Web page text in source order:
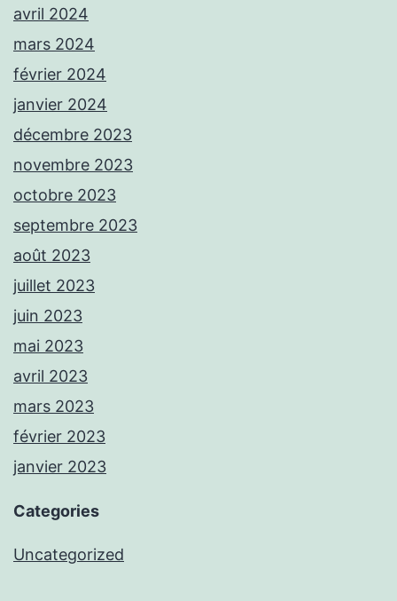
avril 2024
mars 2024
février 2024
janvier 2024
décembre 2023
novembre 2023
octobre 2023
septembre 2023
août 2023
juillet 2023
juin 2023
mai 2023
avril 2023
mars 2023
février 2023
janvier 2023
Categories
Uncategorized